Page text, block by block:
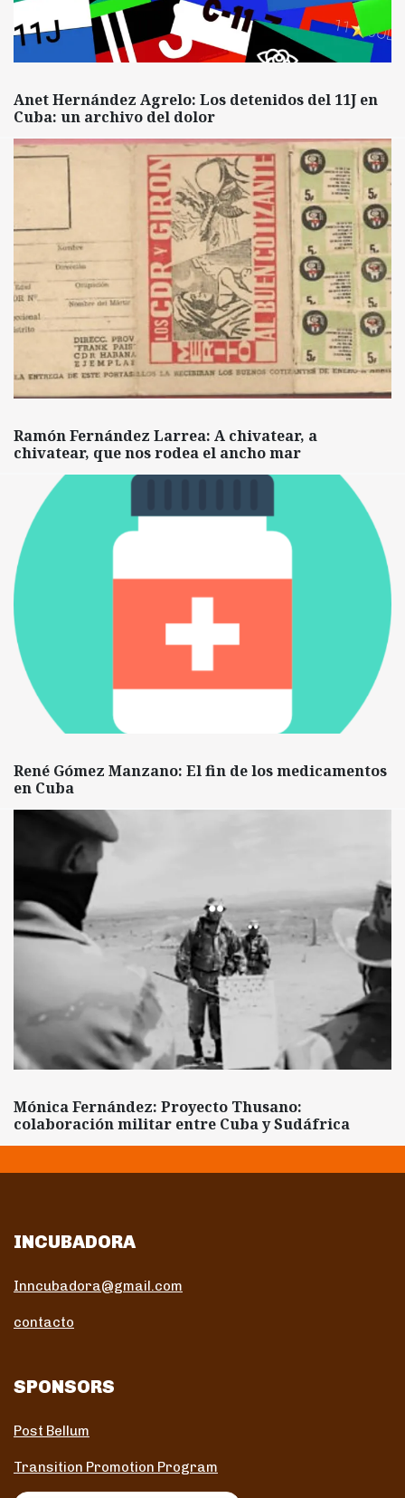
Anet Hernández Agrelo: Los detenidos del 11J en
Cuba: un archivo del dolor
Ramón Fernández Larrea: A chivatear, a
chivatear, que nos rodea el ancho mar
René Gómez Manzano: El fin de los medicamentos
en Cuba
Mónica Fernández: Proyecto Thusano:
colaboración militar entre Cuba y Sudáfrica
INCUBADORA
Inncubadora@gmail.com
contacto
SPONSORS
Post Bellum
Transition Promotion Program